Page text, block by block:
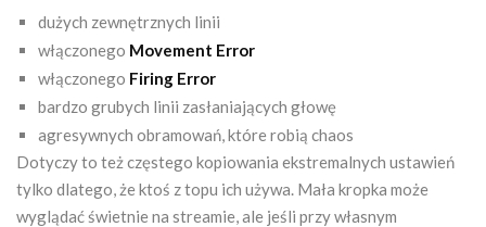
dużych zewnętrznych linii
włączonego Movement Error
włączonego Firing Error
bardzo grubych linii zasłaniających głowę
agresywnych obramowań, które robią chaos
Dotyczy to też częstego kopiowania ekstremalnych ustawień
tylko dlatego, że ktoś z topu ich używa. Mała kropka może
wyglądać świetnie na streamie, ale jeśli przy własnym